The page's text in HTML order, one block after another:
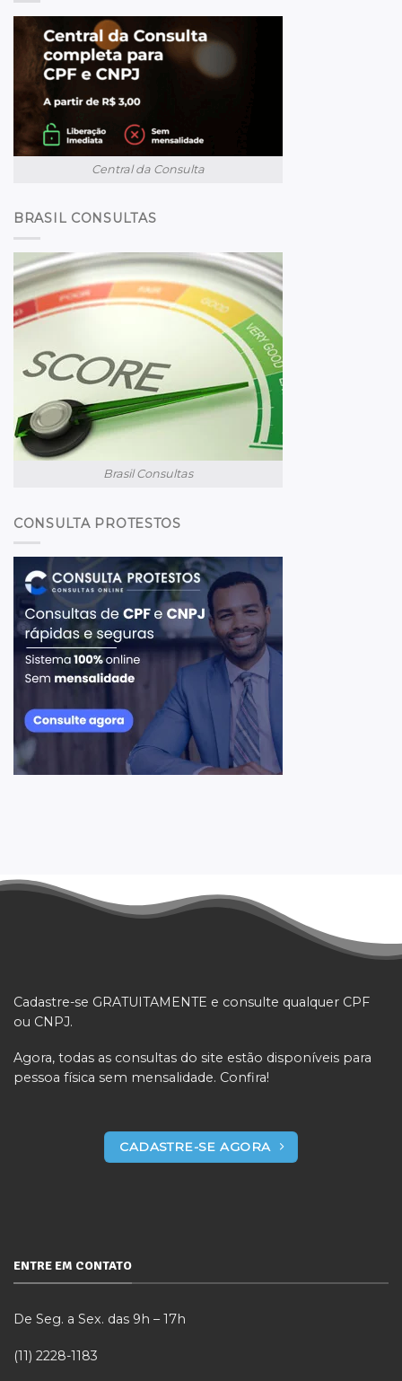
Central da Consulta
BRASIL CONSULTAS
Brasil Consultas
CONSULTA PROTESTOS
Cadastre-se GRATUITAMENTE e consulte qualquer CPF
ou CNPJ.
Agora, todas as consultas do site estão disponíveis para
pessoa física sem mensalidade. Confira!
CADASTRE-SE AGORA
ENTRE EM CONTATO
De Seg. a Sex. das 9h – 17h
(11) 2228-1183